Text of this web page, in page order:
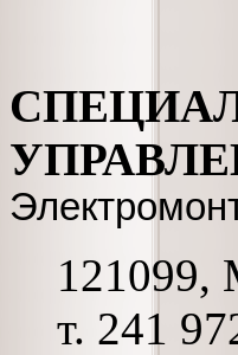
121099,
т. 241